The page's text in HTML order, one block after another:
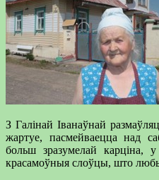
З Галінай Іванаўнай
жартуе, пасмейваецца над
больш зразумелай карціна,
красамоўныя слоўцы, што